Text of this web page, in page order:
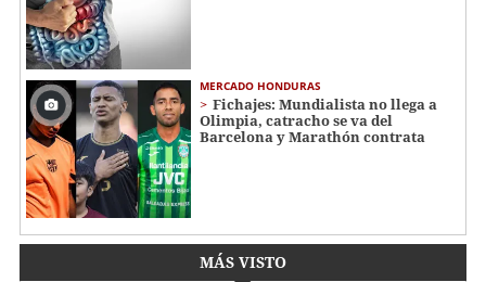
MERCADO HONDURAS
Fichajes: Mundialista no llega a
Olimpia, catracho se va del
Barcelona y Marathón contrata
MÁS VISTO